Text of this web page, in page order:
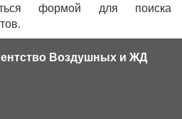
формой для поиска
Воздушных и ЖД